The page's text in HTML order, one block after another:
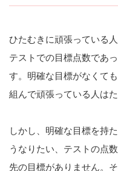
ひたむきに頑張っている
テストでの目標点数であ
す。明確な目標がなくて
組んで頑張っている人はた
しかし、明確な目標を持
うなりたい、テストの点
先の目標がありません。